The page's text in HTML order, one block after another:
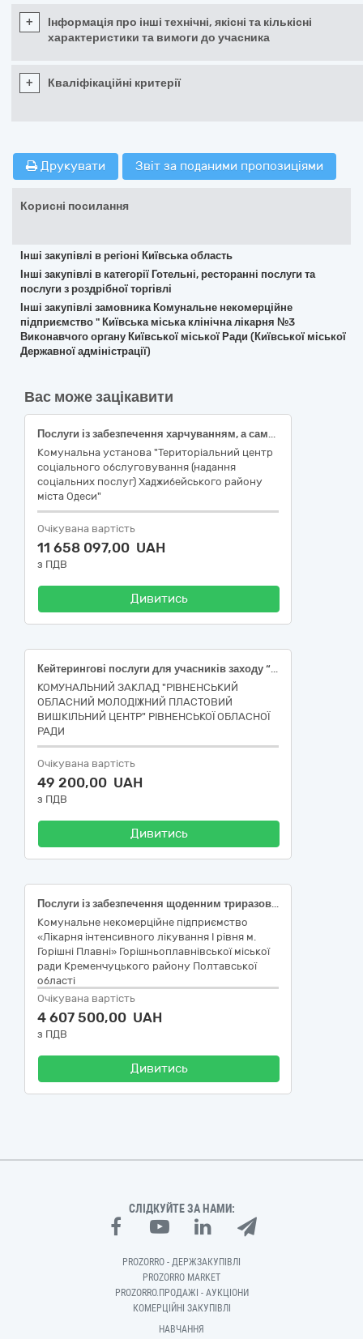
+
Інформація про інші технічні, якісні та кількісні
характеристики та вимоги до учасника
+ Кваліфікаційні критерії
Друкувати Звіт за поданими пропозиціями
Корисні посилання
Інші закупівлі в регіоні Київська область
Інші закупівлі в категорії Готельні, ресторанні послуги та
послуги з роздрібної торгівлі
Інші закупівлі замовника Комунальне некомерційне
підприємство " Київська міська клінічна лікарня №3
Виконавчого органу Київської міської Ради (Київської міської
Державної адміністрації)
Вас може зацікавити
Послуги із забезпечення харчуванням, а саме: натуральна допомога у вигляді харчування для вразливих верств населення, які отримують соціальні послуги в КУ «ТЦ СО ХАДЖИБЕЙСЬКОГО району міста Одеси»
Комунальна установа "Територіальний центр
соціального обслуговування (надання
соціальних послуг) Хаджибейського району
міста Одеси"
Очікувана вартість
11 658 097,00 UAH
з ПДВ
Дивитись
Кейтерингові послуги для учасників заходу “Окружний новацький табір для дітей 7-11 років "Світ стихій"”
КОМУНАЛЬНИЙ ЗАКЛАД "РІВНЕНСЬКИЙ
ОБЛАСНИЙ МОЛОДІЖНИЙ ПЛАСТОВИЙ
ВИШКІЛЬНИЙ ЦЕНТР" РІВНЕНСЬКОЇ ОБЛАСНОЇ
РАДИ
Очікувана вартість
49 200,00 UAH
з ПДВ
Дивитись
Послуги із забезпечення щоденним триразовим харчуванням стаціонарних хворих
Комунальне некомерційне підприємство
«Лікарня інтенсивного лікування І рівня м.
Горішні Плавні» Горішньоплавнівської міської
ради Кременчуцького району Полтавської
області
Очікувана вартість
4 607 500,00 UAH
з ПДВ
Дивитись
СЛІДКУЙТЕ ЗА НАМИ:
PROZORRO - ДЕРЖЗАКУПІВЛІ
PROZORRO MARKET
PROZORRO.ПРОДАЖІ - АУКЦІОНИ
КОМЕРЦІЙНІ ЗАКУПІВЛІ
НАВЧАННЯ